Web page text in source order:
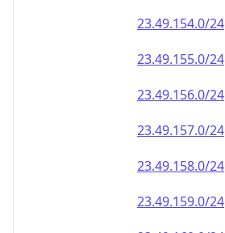
23.49.160.0/24
23.49.161.0/24
23.49.162.0/24
23.49.163.0/24
23.49.164.0/24
23.49.165.0/24